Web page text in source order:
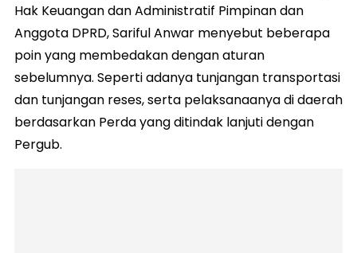
Hak Keuangan dan Administratif Pimpinan dan
Anggota DPRD, Sariful Anwar menyebut beberapa
poin yang membedakan dengan aturan
sebelumnya. Seperti adanya tunjangan transportasi
dan tunjangan reses, serta pelaksanaanya di daerah
berdasarkan Perda yang ditindak lanjuti dengan
Pergub.